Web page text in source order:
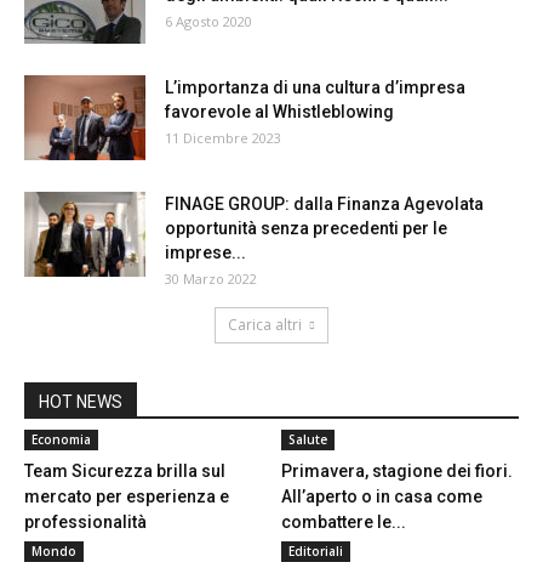
6 Agosto 2020
L’importanza di una cultura d’impresa
favorevole al Whistleblowing
11 Dicembre 2023
FINAGE GROUP: dalla Finanza Agevolata
opportunità senza precedenti per le
imprese...
30 Marzo 2022
Carica altri
HOT NEWS
Economia
Team Sicurezza brilla sul
mercato per esperienza e
professionalità
Salute
Primavera, stagione dei fiori.
All’aperto o in casa come
combattere le...
Mondo Editoriali